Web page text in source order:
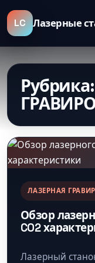
LC Лазерные
Рубрика:
ЛАЗЕРНАЯ
Обзор
CO2
Лазерный